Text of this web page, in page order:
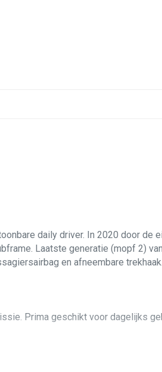
daily driver. In 2020 door de
Laatste generatie (mopf 2)
en afneembare
Prima geschikt voor dagelijks